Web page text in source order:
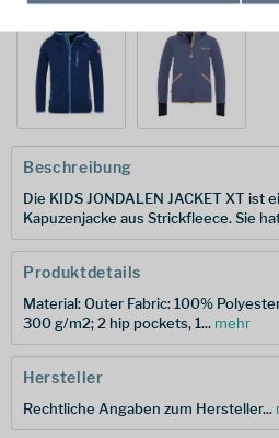
Beschreibung
Die KIDS JONDALEN JACKET XT ist
Kapuzenjacke aus Strickfleece. Sie
Produktdetails
Material: Outer Fabric: 100%
300 g/m2; 2 hip pockets, 1... mehr
Hersteller
Rechtliche Angaben zum Hersteller...